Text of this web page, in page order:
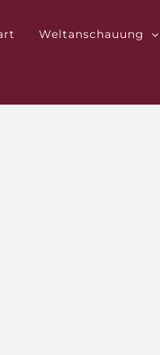
Weltanschauung